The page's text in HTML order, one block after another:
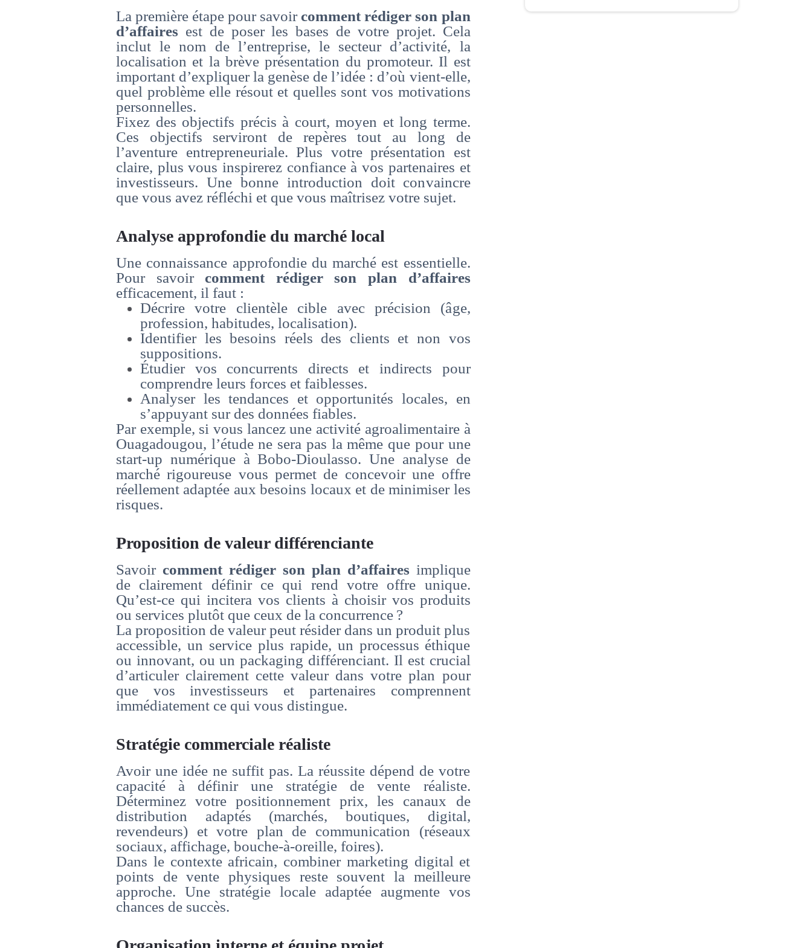
La première étape pour savoir comment rédiger son plan
d’affaires est de poser les bases de votre projet. Cela
inclut le nom de l’entreprise, le secteur d’activité, la
localisation et la brève présentation du promoteur. Il est
important d’expliquer la genèse de l’idée : d’où vient-elle,
quel problème elle résout et quelles sont vos motivations
personnelles.
Fixez des objectifs précis à court, moyen et long terme.
Ces objectifs serviront de repères tout au long de
l’aventure entrepreneuriale. Plus votre présentation est
claire, plus vous inspirerez confiance à vos partenaires et
investisseurs. Une bonne introduction doit convaincre
que vous avez réfléchi et que vous maîtrisez votre sujet.
Analyse approfondie du marché local
Une connaissance approfondie du marché est essentielle.
Pour savoir comment rédiger son plan d’affaires
efficacement, il faut :
Décrire votre clientèle cible avec précision (âge,
profession, habitudes, localisation).
Identifier les besoins réels des clients et non vos
suppositions.
Étudier vos concurrents directs et indirects pour
comprendre leurs forces et faiblesses.
Analyser les tendances et opportunités locales, en
s’appuyant sur des données fiables.
Par exemple, si vous lancez une activité agroalimentaire à
Ouagadougou, l’étude ne sera pas la même que pour une
start-up numérique à Bobo-Dioulasso. Une analyse de
marché rigoureuse vous permet de concevoir une offre
réellement adaptée aux besoins locaux et de minimiser les
risques.
Proposition de valeur différenciante
Savoir comment rédiger son plan d’affaires implique
de clairement définir ce qui rend votre offre unique.
Qu’est-ce qui incitera vos clients à choisir vos produits
ou services plutôt que ceux de la concurrence ?
La proposition de valeur peut résider dans un produit plus
accessible, un service plus rapide, un processus éthique
ou innovant, ou un packaging différenciant. Il est crucial
d’articuler clairement cette valeur dans votre plan pour
que vos investisseurs et partenaires comprennent
immédiatement ce qui vous distingue.
Stratégie commerciale réaliste
Avoir une idée ne suffit pas. La réussite dépend de votre
capacité à définir une stratégie de vente réaliste.
Déterminez votre positionnement prix, les canaux de
distribution adaptés (marchés, boutiques, digital,
revendeurs) et votre plan de communication (réseaux
sociaux, affichage, bouche-à-oreille, foires).
Dans le contexte africain, combiner marketing digital et
points de vente physiques reste souvent la meilleure
approche. Une stratégie locale adaptée augmente vos
chances de succès.